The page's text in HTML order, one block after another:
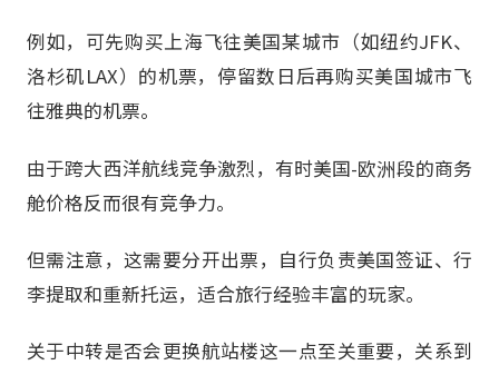
例如，可先购买上海飞往美国某城市（如纽约JFK、
洛杉矶LAX）的机票，停留数日后再购买美国城市飞
往雅典的机票。
由于跨大西洋航线竞争激烈，有时美国-欧洲段的商务
舱价格反而很有竞争力。
但需注意，这需要分开出票，自行负责美国签证、行
李提取和重新托运，适合旅行经验丰富的玩家。
关于中转是否会更换航站楼这一点至关重要，关系到